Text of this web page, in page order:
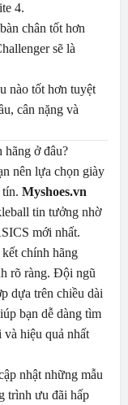
4.
chân tốt hơn
sẽ là
nào tốt hơn tuyệt
cân nặng và
ở đâu?
nên lựa chọn giày
Myshoes.vn
tin tưởng nhờ
mới nhất.
chính hãng
rõ ràng. Đội ngũ
dựa trên chiều dài
bạn dễ dàng tìm
hiệu quả nhất
nhật những mẫu
trình ưu đãi hấp